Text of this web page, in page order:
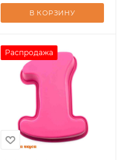
В КОРЗИНУ
Распродажа